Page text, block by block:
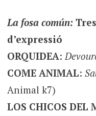
La fosa común:
d’expressió
ORQUIDEA:
COME ANIMAL:
Animal k7)
LOS CHICOS DEL